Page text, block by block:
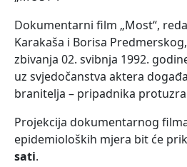
Dokumentarni film „Most“,
Karakaša i Borisa
zbivanja 02. svibnja 1992.
uz svjedočanstva aktera
branitelja – pripadnika
Projekcija dokumentarnog
epidemioloških mjera bit će
sati.